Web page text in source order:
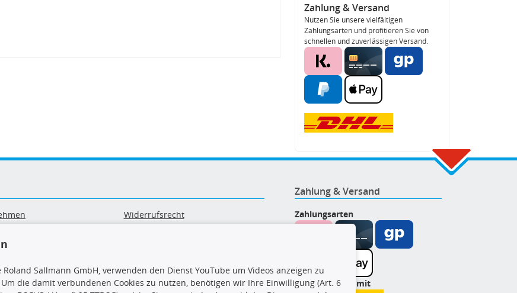
Zahlung & Versand
Nutzen Sie unsere vielfältigen
Zahlungsarten und profitieren Sie von
schnellen und zuverlässigen Versand.
& Zahlung
Widerrufsrecht
Barrierefreiheitserklärung
Zahlung & Versand
Zahlungsarten
Wir versenden mit
Roland Sallmann GmbH, verwenden den Dienst YouTube um Videos anzeigen zu
Um die damit verbundenen Cookies zu nutzen, benötigen wir Ihre Einwilligung (Art. 6